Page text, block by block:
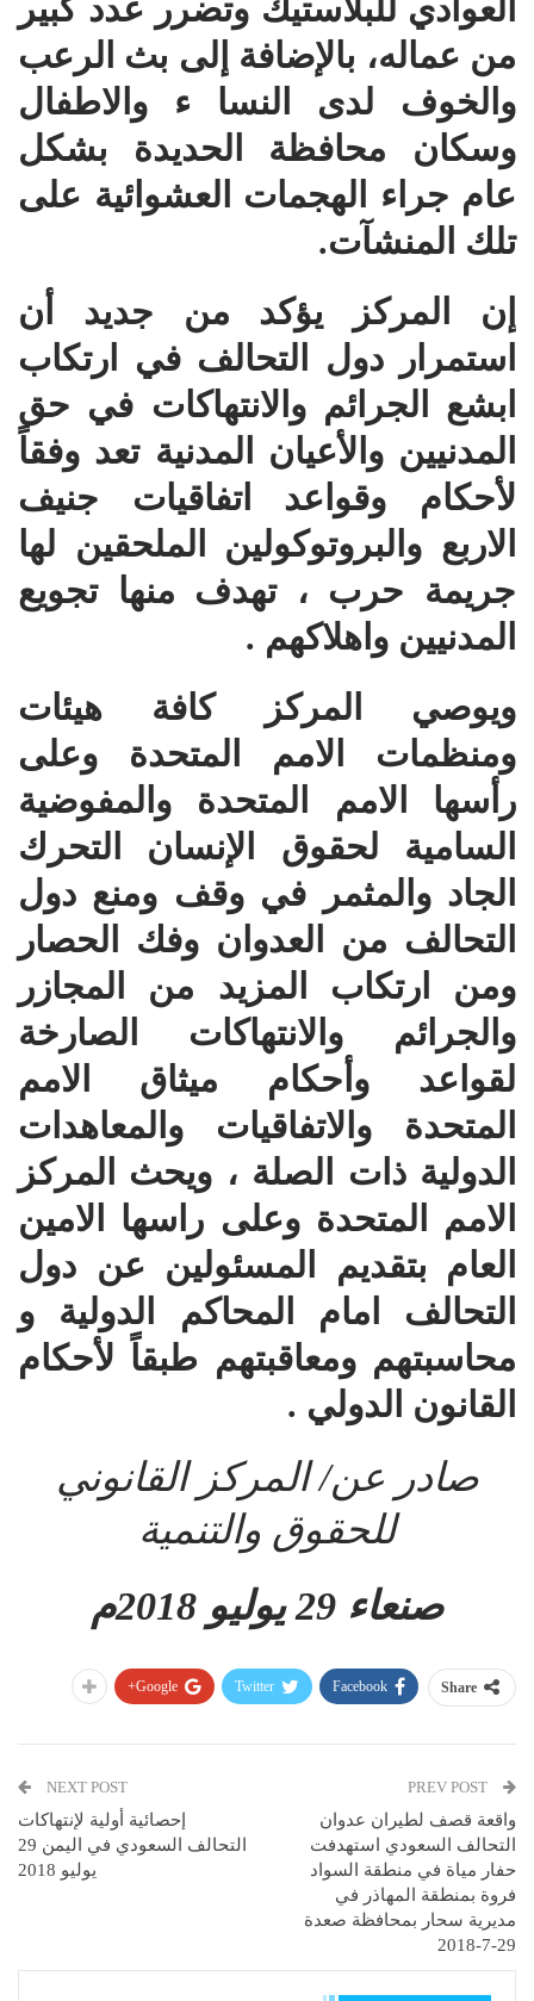
العوادي للبلاستيك وتضرر عدد كبير
من عماله، بالإضافة إلى بث الرعب
والخوف لدى النسا ء والاطفال
وسكان محافظة الحديدة بشكل
عام جراء الهجمات العشوائية على
تلك المنشآت.
إن المركز يؤكد من جديد أن
استمرار دول التحالف في ارتكاب
ابشع الجرائم والانتهاكات في حق
المدنيين والأعيان المدنية تعد وفقاً
لأحكام وقواعد اتفاقيات جنيف
الاربع والبروتوكولين الملحقين لها
جريمة حرب ، تهدف منها تجويع
المدنيين واهلاكهم .
ويوصي المركز كافة هيئات
ومنظمات الامم المتحدة وعلى
رأسها الامم المتحدة والمفوضية
السامية لحقوق الإنسان التحرك
الجاد والمثمر في وقف ومنع دول
التحالف من العدوان وفك الحصار
ومن ارتكاب المزيد من المجازر
والجرائم والانتهاكات الصارخة
لقواعد وأحكام ميثاق الامم
المتحدة والاتفاقيات والمعاهدات
الدولية ذات الصلة ، ويحث المركز
الامم المتحدة وعلى راسها الامين
العام بتقديم المسئولين عن دول
التحالف امام المحاكم الدولية و
محاسبتهم ومعاقبتهم طبقاً لأحكام
القانون الدولي .
صادر عن/ المركز القانوني
للحقوق والتنمية
صنعاء 29 يوليو 2018م
Share
Facebook
Twitter
Google+
واقعة قصف لطيران عدوان
التحالف السعودي استهدفت
حفار مياة في منطقة السواد
فروة بمنطقة المهاذر في
مديرية سحار بمحافظة صعدة
29-7-2018
NEXT POST
إحصائية أولية لإنتهاكات
التحالف السعودي في اليمن 29
يوليو 2018